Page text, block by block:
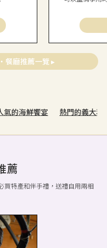
餐廳推薦一覽 ▸
氣的海鮮饗宴 熱門的義大利
薦
買特產和伴手禮，送禮自用兩相